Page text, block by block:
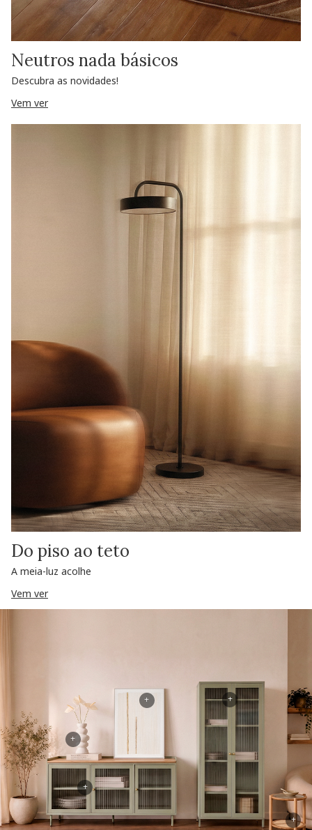
Neutros nada básicos
Descubra as novidades!
Vem ver
Do piso ao teto
A meia-luz acolhe
Vem ver
+
+
+
+
+